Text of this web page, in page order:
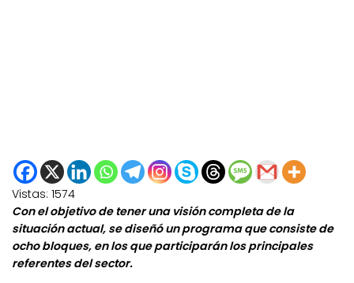
Vistas: 1574
Con el objetivo de tener una visión completa de la
situación actual, se diseñó un programa que consiste de
ocho bloques, en los que participarán los principales
referentes del sector.